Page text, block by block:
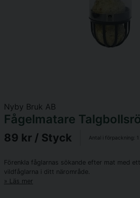
Nyby Bruk AB
Fågelmatare
89 kr / Styck Antal i förpackning: 1
Förenkla fåglarnas sökande efter mat med
vildfåglarna i ditt närområde.
Läs mer